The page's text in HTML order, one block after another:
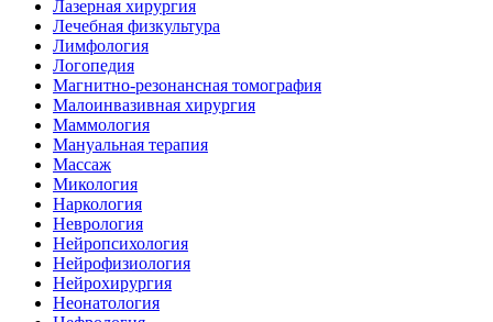
Лазерная хирургия
Лечебная физкультура
Лимфология
Логопедия
Магнитно-резонансная томография
Малоинвазивная хирургия
Маммология
Мануальная терапия
Массаж
Микология
Наркология
Неврология
Нейропсихология
Нейрофизиология
Нейрохирургия
Неонатология